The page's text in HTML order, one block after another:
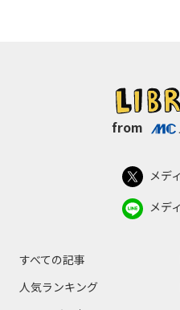
from
メデ
メデ
すべての記事
人気ランキング